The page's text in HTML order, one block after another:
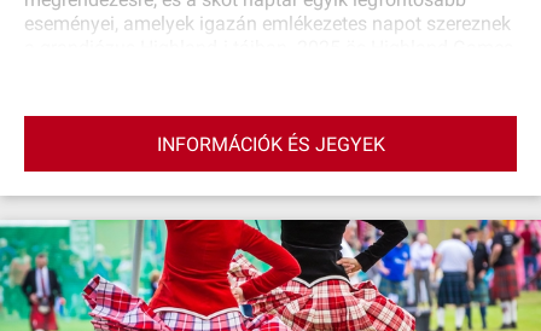
eseményei, amelyek igazán emlékezetes napot szereznek
2025. augusztus 3., vasárnap: Bridge of Allan 2025.
augusztus 17., vasárnap: Crieff 2025. szeptember 6.,
szombat: Braemar 2025. szeptember 13., szombat:
Pitlochery
INFORMÁCIÓK ÉS JEGYEK